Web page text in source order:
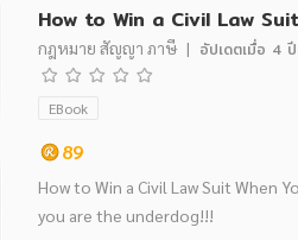
กฎหมาย สัญญา ภาษี | อัปเดตเมื่อ 4
EBook
89
How to Win a Civil Law Suit When
you are the underdog!!!